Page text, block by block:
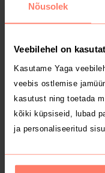
Nõusolek
Veebilehel on
Kasutame Yaga
veebis ostlemise
kasutust ning toetada
kõiki küpsiseid, lubad
ja personaliseeritud sisu.